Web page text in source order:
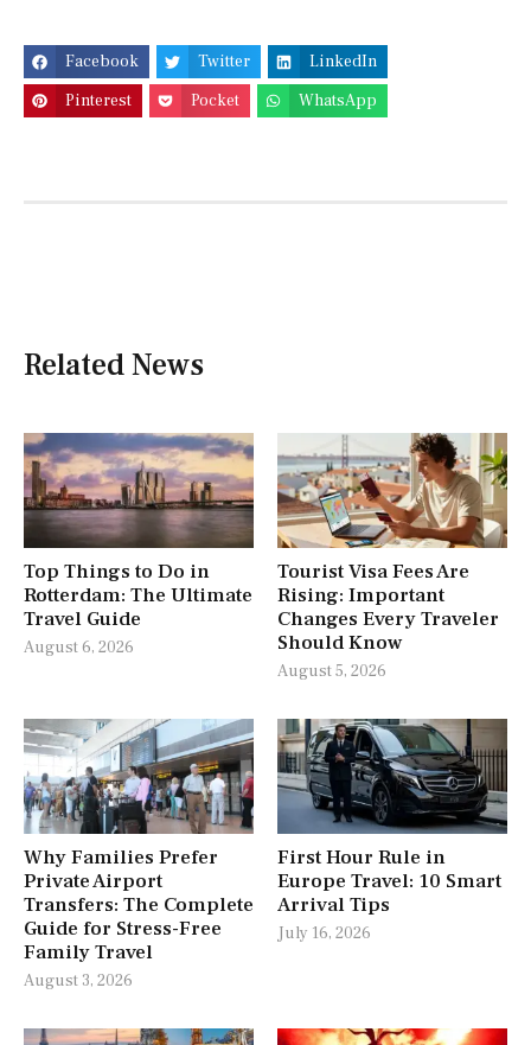
Facebook Twitter
LinkedIn
Pinterest
Pocket WhatsApp
Related News
Top Things to Do in
Rotterdam: The Ultimate
Travel Guide
August 6, 2026
Tourist Visa Fees Are
Rising: Important
Changes Every Traveler
Should Know
August 5, 2026
Why Families Prefer
Private Airport
Transfers: The Complete
Guide for Stress-Free
Family Travel
August 3, 2026
First Hour Rule in
Europe Travel: 10 Smart
Arrival Tips
July 16, 2026